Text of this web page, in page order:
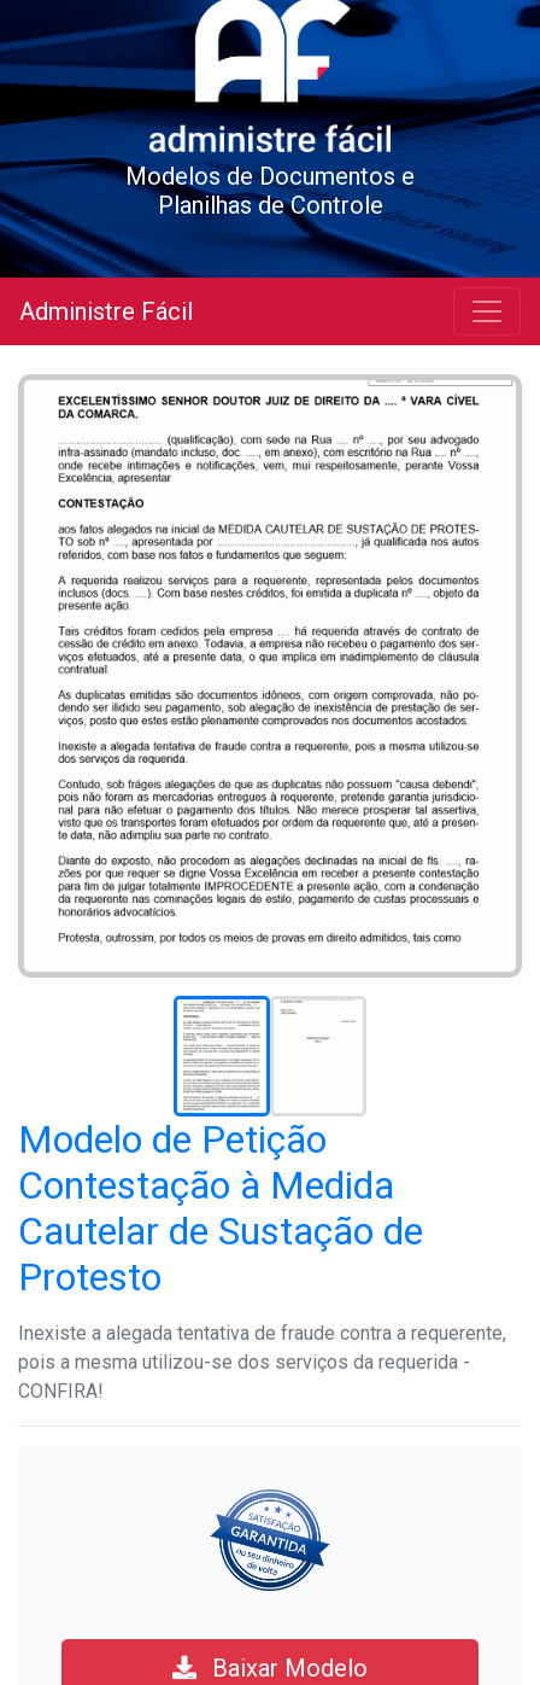
Modelos de Documentos e
Planilhas de Controle
Administre Fácil
Modelo de Petição
Contestação à Medida
Cautelar de Sustação de
Protesto
Inexiste a alegada tentativa de fraude contra a requerente,
pois a mesma utilizou-se dos serviços da requerida -
CONFIRA!
Baixar Modelo